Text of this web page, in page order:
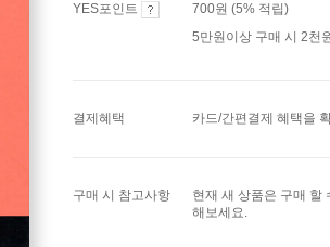
YES포인트
700원 (5% 적립)
5만원이상 구매 시 2천
결제혜택 카드/간편결제 혜택을
구매 시 참고사항
현재 새 상품은 구매 할
해보세요.